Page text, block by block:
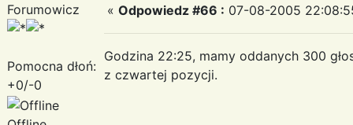
Forumowicz
Pomocna dłoń:
+0/-0
« Odpowiedz #66 : 07-08-2005
Godzina 22:25, mamy oddanych 300
z czwartej pozycji.